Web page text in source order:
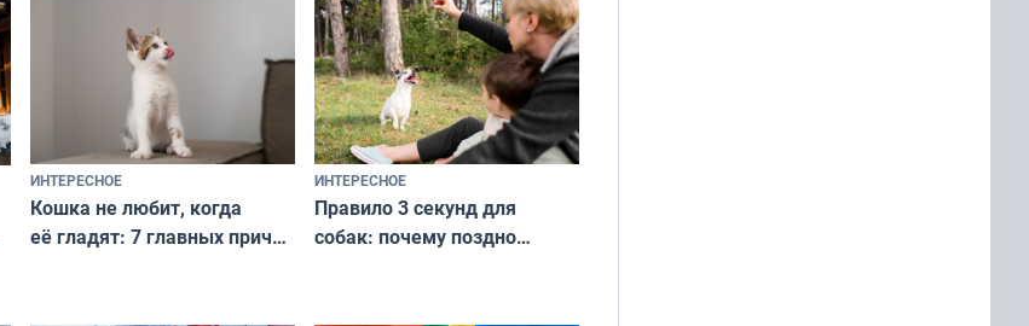
и характером
ИНТЕРЕСНОЕ
Кошка не любит, когда
её гладят: 7 главных причин
ИНТЕРЕСНОЕ
Правило 3 секунд для
собак: почему поздно